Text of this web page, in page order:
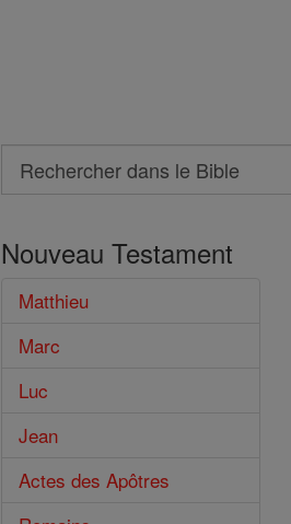
Search
Rechercher
le
Bible
Nouveau Testament
Matthieu
Marc
Luc
Jean
Actes des Apôtres